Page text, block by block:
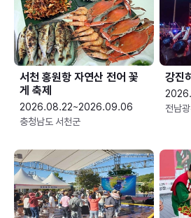
서천 홍원항 자연산 전어 꽃
게 축제
2026.08.22~2026.09.06
충청남도 서천군
강진
전남